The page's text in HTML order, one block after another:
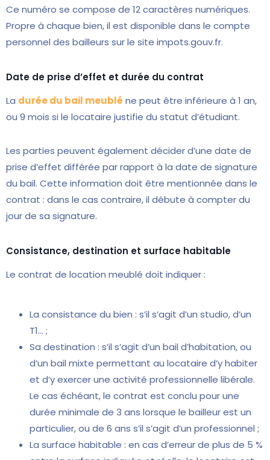
Ce numéro se compose de 12 caractères numériques.
Propre à chaque bien, il est disponible dans le compte
personnel des bailleurs sur le site impots.gouv.fr.
Date de prise d’effet et durée du contrat
La durée du bail meublé ne peut être inférieure à 1 an,
ou 9 mois si le locataire justifie du statut d’étudiant.
Les parties peuvent également décider d’une date de
prise d’effet différée par rapport à la date de signature
du bail. Cette information doit être mentionnée dans le
contrat : dans le cas contraire, il débute à compter du
jour de sa signature.
Consistance, destination et surface habitable
Le contrat de location meublé doit indiquer :
La consistance du bien : s’il s’agit d’un studio, d’un
T1… ;
Sa destination : s’il s’agit d’un bail d’habitation, ou
d’un bail mixte permettant au locataire d’y habiter
et d’y exercer une activité professionnelle libérale.
Le cas échéant, le contrat est conclu pour une
durée minimale de 3 ans lorsque le bailleur est un
particulier, ou de 6 ans s’il s’agit d’un professionnel ;
La surface habitable : en cas d’erreur de plus de 5 %